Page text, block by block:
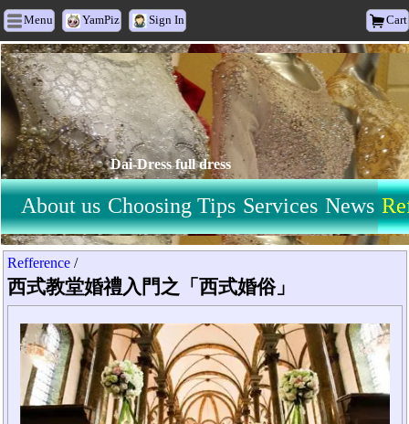
Menu YamPiz Sign In Cart
Dai-Dress full dress
About us Choosing Tips Services News
Refference /
西式教堂婚禮入門之「西式婚俗」